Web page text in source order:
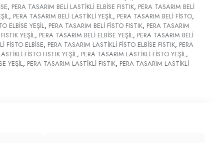
, PERA TASARIM BELİ LASTİKLİ ELBİSE FISTIK, PERA TASARIM BELİ
, PERA TASARIM BELİ LASTİKLİ YEŞİL, PERA TASARIM BELİ FİSTO,
ELBİSE YEŞİL, PERA TASARIM BELİ FİSTO FISTIK, PERA TASARIM
YEŞİL, PERA TASARIM BELİ ELBİSE YEŞİL, PERA TASARIM BELİ
FİSTO ELBİSE, PERA TASARIM LASTİKLİ FİSTO ELBİSE FISTIK, PERA
FİSTO FISTIK YEŞİL, PERA TASARIM LASTİKLİ FİSTO YEŞİL,
YEŞİL, PERA TASARIM LASTİKLİ FISTIK, PERA TASARIM LASTİKLİ